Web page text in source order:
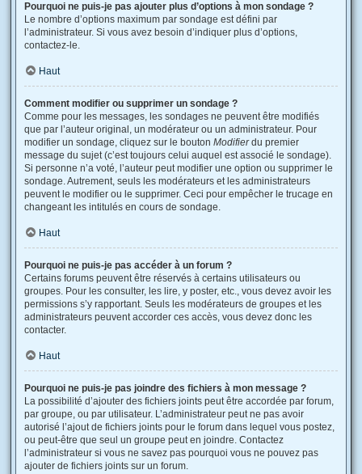
Pourquoi ne puis-je pas ajouter plus d’options à mon sondage ?
Le nombre d’options maximum par sondage est défini par
l’administrateur. Si vous avez besoin d’indiquer plus d’options,
contactez-le.
Haut
Comment modifier ou supprimer un sondage ?
Comme pour les messages, les sondages ne peuvent être modifiés
que par l’auteur original, un modérateur ou un administrateur. Pour
modifier un sondage, cliquez sur le bouton Modifierdu premier
message du sujet (c’est toujours celui auquel est associé le sondage).
Si personne n’a voté, l’auteur peut modifier une option ou supprimer le
sondage. Autrement, seuls les modérateurs et les administrateurs
peuvent le modifier ou le supprimer. Ceci pour empêcher le trucage en
changeant les intitulés en cours de sondage.
Haut
Pourquoi ne puis-je pas accéder à un forum ?
Certains forums peuvent être réservés à certains utilisateurs ou
groupes. Pour les consulter, les lire, y poster, etc., vous devez avoir les
permissions s’y rapportant. Seuls les modérateurs de groupes et les
administrateurs peuvent accorder ces accès, vous devez donc les
contacter.
Haut
Pourquoi ne puis-je pas joindre des fichiers à mon message ?
La possibilité d’ajouter des fichiers joints peut être accordée par forum,
par groupe, ou par utilisateur. L’administrateur peut ne pas avoir
autorisé l’ajout de fichiers joints pour le forum dans lequel vous postez,
ou peut-être que seul un groupe peut en joindre. Contactez
l’administrateur si vous ne savez pas pourquoi vous ne pouvez pas
ajouter de fichiers joints sur un forum.